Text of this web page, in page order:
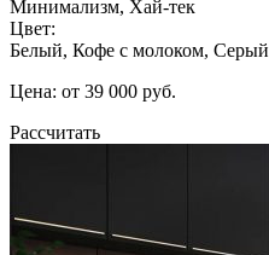
Минимализм, Хай-тек
Цвет:
Белый, Кофе с молоком, Серый
Цена: от 39 000 руб.
Рассчитать